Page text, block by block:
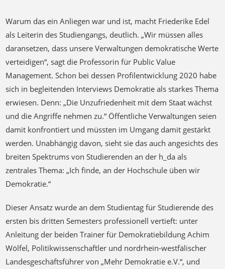
Warum das ein Anliegen war und ist, macht Friederike Edel
als Leiterin des Studiengangs, deutlich. „Wir müssen alles
daransetzen, dass unsere Verwaltungen demokratische Werte
verteidigen“, sagt die Professorin für Public Value
Management. Schon bei dessen Profilentwicklung 2020 habe
sich in begleitenden Interviews Demokratie als starkes Thema
erwiesen. Denn: „Die Unzufriedenheit mit dem Staat wächst
und die Angriffe nehmen zu.“ Öffentliche Verwaltungen seien
damit konfrontiert und müssten im Umgang damit gestärkt
werden. Unabhängig davon, sieht sie das auch angesichts des
breiten Spektrums von Studierenden an der h_da als
zentrales Thema: „Ich finde, an der Hochschule üben wir
Demokratie.“
Dieser Ansatz wurde an dem Studientag für Studierende des
ersten bis dritten Semesters professionell vertieft: unter
Anleitung der beiden Trainer für Demokratiebildung Achim
Wölfel, Politikwissenschaftler und nordrhein-westfälischer
Landesgeschäftsführer von „Mehr Demokratie e.V.“, und